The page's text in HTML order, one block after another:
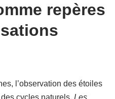
repères
l’observation des étoiles
cycles naturels. Les